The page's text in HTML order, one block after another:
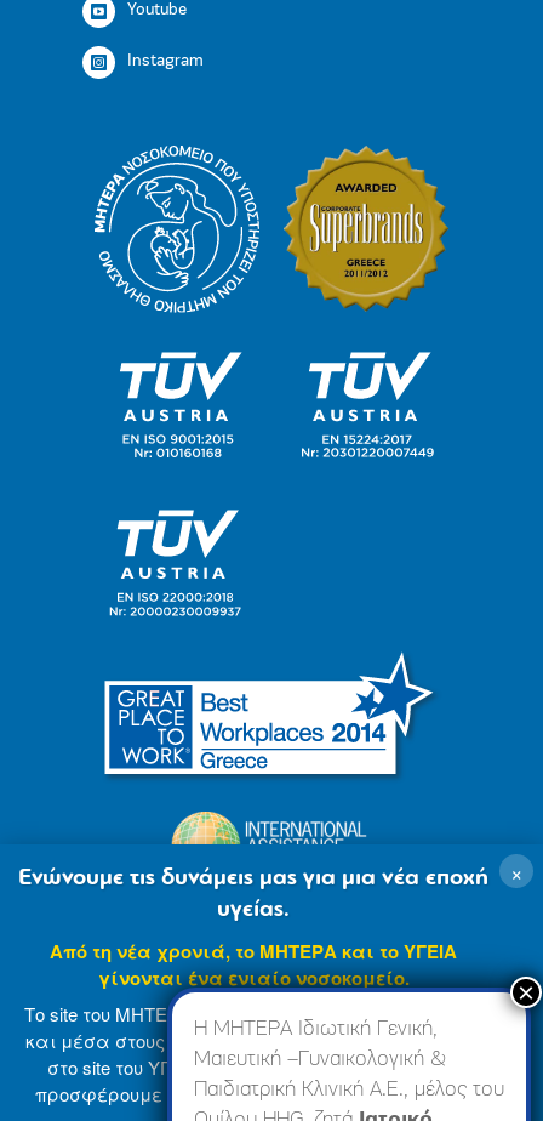
Youtube
Instagram
© 2007-2024 ΜΗΤΕΡΑ Α.Ε Όροι Χρήσης
Η ΜΗΤΕΡΑ Ιδιωτική Γενική,
Μαιευτική –Γυναικολογική &
Παιδιατρική Κλινική Α.Ε., μέλος του
×
Ενώνουμε τις δυνάμεις μας για μια νέα εποχή
υγείας.
Από τη νέα χρονιά, το ΜΗΤΕΡΑ και το ΥΓΕΙΑ
γίνονται ένα ενιαίο νοσοκομείο.
Το site του ΜΗΤΕΡΑ βρίσκεται σε φάση ανανέωσης
και μέσα στους επόμενους μήνες θα ενσωματωθεί
στο site του ΥΓΕΙΑ (www.hygeia.gr), ώστε να σας
προσφέρουμε μια πιο ολοκληρωμένη και ενιαία